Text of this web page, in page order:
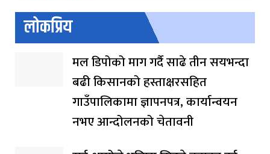
लोकप्रिय
मल डिपोको माग गर्दै साढे तीन सयभन्दा
बढी किसानको हस्ताक्षरसहित
गाउँपालिकामा ज्ञापनपत्र, कार्यान्वयन
नभए आन्दोलनको चेतावनी